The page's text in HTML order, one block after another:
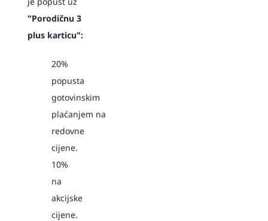
"Porodičnu 3
plus karticu":
20%
popusta
gotovinskim
plaćanjem na
redovne
cijene.
10%
na
akcijske
cijene.